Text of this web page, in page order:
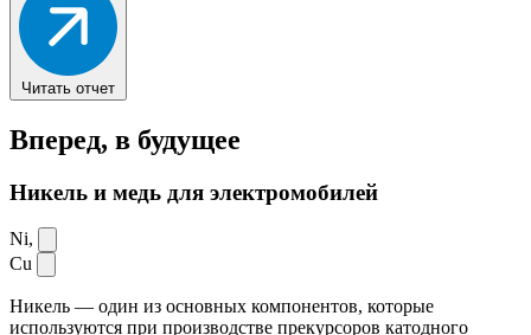
Читать отчет
Вперед, в будущее
Никель и медь для электромобилей
Ni,
Cu
Никель — один из основных компонентов, которые
используются при производстве прекурсоров катодного